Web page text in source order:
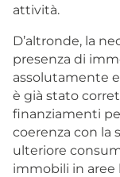
attività.
D’altronde, la
presenza di
assolutamente
è già stato
finanziamenti
coerenza con la
ulteriore
immobili in aree